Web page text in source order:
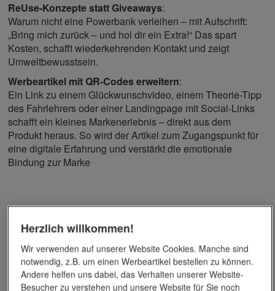
ReUse-Konzepte statt Giveaways:
Warum nicht eine Powerbank verleihen – mit Aufschrift:
„Bring mich zurück – und hol dir ein Extra!“ Das spart
Kosten, schafft wiederkehrenden Kontakt und zeigt
Umweltbewusstsein.
Werbeartikel mit QR-Codes erweitern:
Ein Link zu einem Glückwunschvideo, einem Theorie-Tipp
des Fahrlehrers oder einer Landingpage mit Social-Links
schafft ein kleines Markenerlebnis – direkt aus dem
Produkt heraus. So wird der Artikel zum Zugangspunkt für
eine digitale Erfahrung und verstärkt die emotionale
Bindung zur Marke
Ein Werbeartikel entfaltet seine Wirkung nicht allein durch
das, was er ist – sondern durch den Moment, in dem er
überreicht wird. Ob zur Begrüßung, nach bestandener
Herzlich willkommen!
Wir verwenden auf unserer Website Cookies. Manche sind
notwendig, z.B. um einen Werbeartikel bestellen zu können.
Andere helfen uns dabei, das Verhalten unserer Website-
Besucher zu verstehen und unsere Website für Sie noch